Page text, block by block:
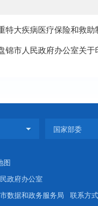
特大疾病医疗保险和救
锦市人民政府办公室关
图
民政府办公室
数据和政务服务局 联系方